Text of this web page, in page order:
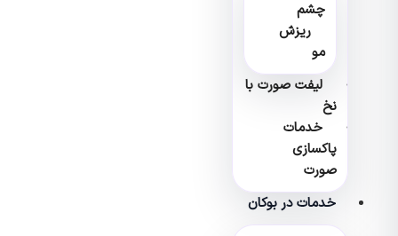
چشم
ریزش
مو
لیفت صورت با
نخ
خدمات
پاکسازی
صورت
خدمات در بوکان